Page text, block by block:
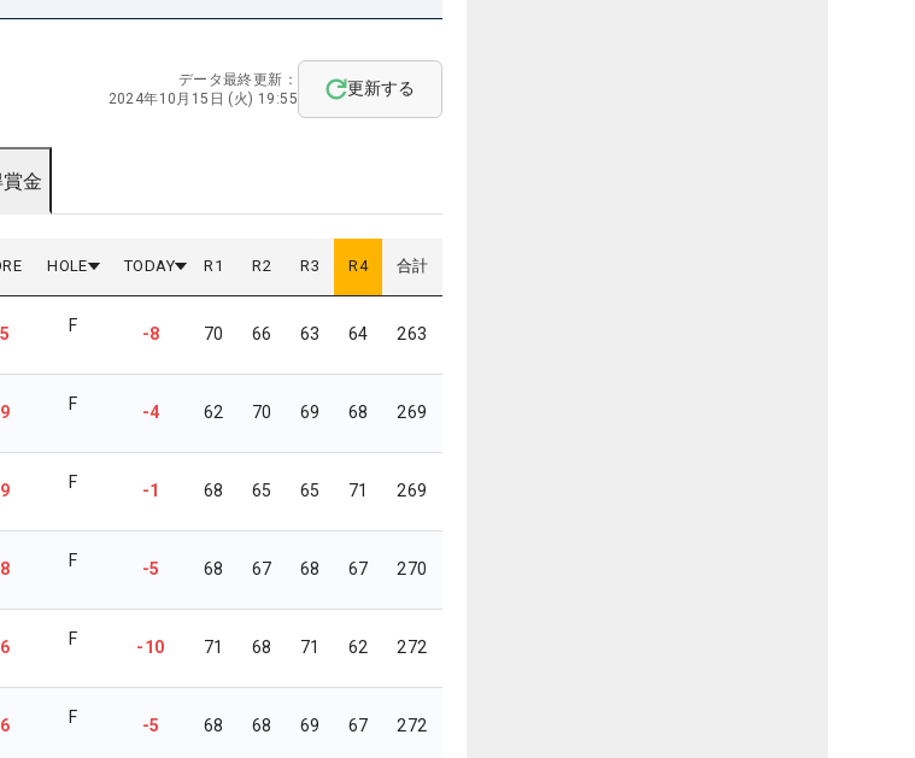
データ最終更新：
2024年10月15日 (火) 19:55
更新する
金
HOLE TODAY R 1 R2 R3 R4 合計
F -8 70 66 63 64 263
F -4 62 70 69 68 269
F -1 68 65 65 71 269
F -5 68 67 68 67 270
F -10 71 68 71 62 272
F -5 68 68 69 67 272